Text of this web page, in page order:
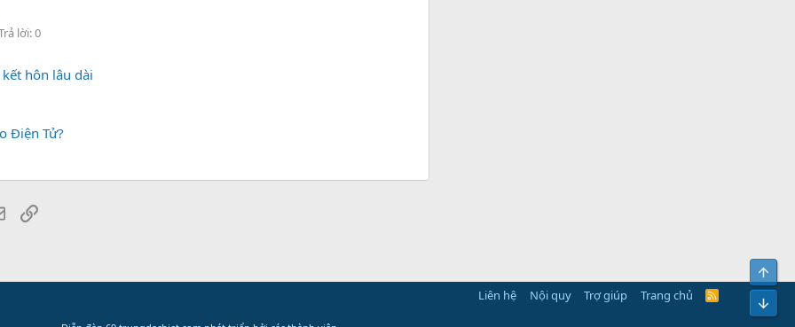
lời: 0
hôn lâu dài
Điện Tử?
EmailLink
Liên hệ Nội quy Trợ giúp Trang chủ
R